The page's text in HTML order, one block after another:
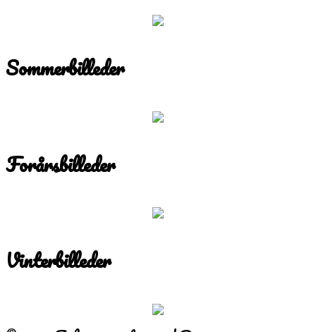
Sommerbilleder
Forårsbilleder
Vinterbilleder